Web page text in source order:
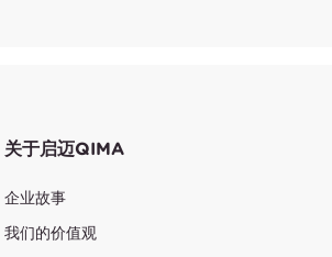
关于启迈QIMA
企业故事
我们的价值观